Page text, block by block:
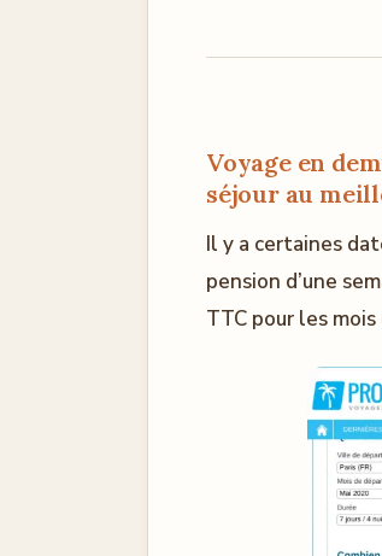
Voyage en
séjour au
Il y a certaines
pension d’une
TTC pour les